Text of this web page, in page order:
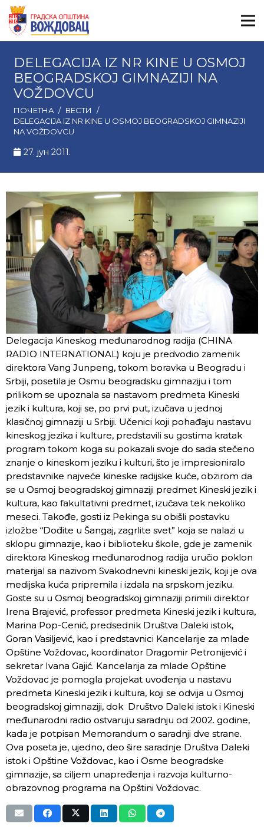
DELEGACIJA IZ NR KINE U OSMOJ
BEOGRADSKOJ GIMNAZIJI NA
VOŽDOVCU
ПОЧЕТНА / ВЕСТИ
/
DELEGACIJA IZ NR KINE U OSMOJ BEOGRADSKOJ GIMNAZIJI
NA VOŽDOVCU
27. јун 2011.
Delegacija Kineskog međunarodnog radija (CHINA
RADIO INTERNATIONAL) koju je predvodio zamenik
direktora Vang Junpeng, tokom boravka u Beogradu i
Srbiji, posetila je Osmu beogradsku gimnaziju i tom
prilikom se upoznala sa nastavom predmeta Kineski
jezik i kultura, koji se, po prvi put, izučava u jednoj
klasičnoj gimnaziji u Srbiji. Učenici koji pohađaju nastavu
kineskog jezika i kulture, predstavili su gostima kratak
program tokom koga su pokazali svoje do sada stečeno
znanje o kineskom jeziku i kulturi, što je impresioniralo
predstavnike najveće kineske radijske kuće, obzirom da
se u Osmoj beogradskoj gimnaziji predmet Kineski jezik i
kultura, kao fakultativni predmet, izučava tek nekoliko
meseci. Takođe, gosti iz Pekinga su obišli postavku
izložbe “Dođite u Šangaj, zagrlite svet” koja se nalazi u
sklopu gimnazije, kao i biblioteku škole, gde je zamenik
direktora Kineskog međunarodnog radija uručio poklon
materijal sa nazivom Svakodnevni kineski jezik, koji je ova
medijska kuća pripremila i izdala na srpskom jeziku.
Goste su u Osmoj beogradskoj gimnaziji primili direktor
Irena Brajević, professor predmeta Kineski jezik i kultura,
Marina Pop-Cenić, predsednik Društva Daleki istok,
Goran Vasiljević, kao i predstavnici Kancelarije za mlade
Opštine Voždovac, koordinator Dragomir Petronijević i
sekretar Ivana Gajić. Kancelarija za mlade Opštine
Voždovac je pomogla projekat uvođenja u nastavu
predmeta Kineski jezik i kultura, koji se odvija u Osmoj
beogradskoj gimnaziji, dok Društvo Daleki istok i Kineski
međunarodni radio ostvaruju saradnju od 2002. godine,
kada je potpisan Memorandum o saradnji dve strane.
Ova poseta je, ujedno, deo šire saradnje Društva Daleki
istok i Opštine Voždovac, kao i Osme beogradske
gimnazije, sa ciljem unapređenja i razvoja kulturno-
obrazovnog programa na Opštini Voždovac.